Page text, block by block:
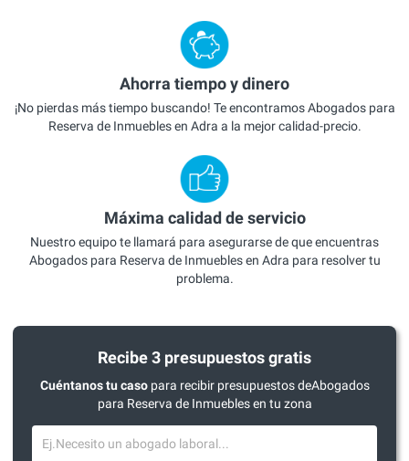
Ahorra tiempo y dinero
¡No pierdas más tiempo buscando! Te encontramos Abogados para
Reserva de Inmuebles en Adra a la mejor calidad-precio.
Máxima calidad de servicio
Nuestro equipo te llamará para asegurarse de que encuentras
Abogados para Reserva de Inmuebles en Adra para resolver tu
problema.
Recibe 3 presupuestos gratis
Cuéntanos tu casopara recibir presupuestos deAbogados
para Reserva de Inmuebles en tu zona